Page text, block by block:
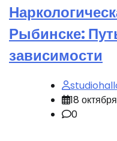
Рыбинске:
зависимости
18
0